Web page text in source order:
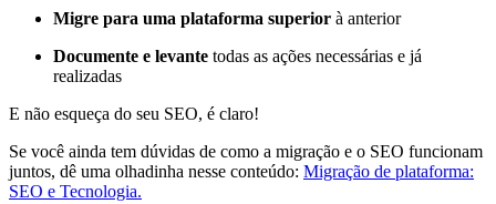
Migre para uma plataforma superior à anterior
Documente e levante todas as ações necessárias e já
realizadas
E não esqueça do seu SEO, é claro!
Se você ainda tem dúvidas de como a migração e o SEO funcionam
juntos, dê uma olhadinha nesse conteúdo: Migração de plataforma:
SEO e Tecnologia.